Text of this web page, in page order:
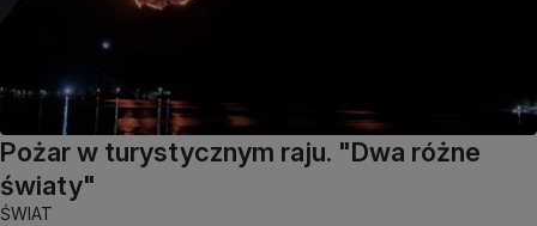
Pożar w turystycznym raju. "Dwa różne
światy"
ŚWIAT